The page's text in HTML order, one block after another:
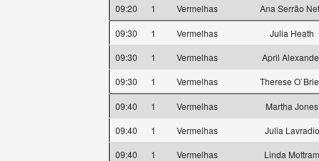
09:20
1 Vermelhas Ana Serrão
09:30 1 Vermelhas
Julia Heath
09:30
1 Vermelhas
April
09:30
1 Vermelhas Therese
09:40 1 Vermelhas
Martha Jones
09:40
1 Vermelhas
Julia Lavradio
09:40
1 Vermelhas Linda Mottram